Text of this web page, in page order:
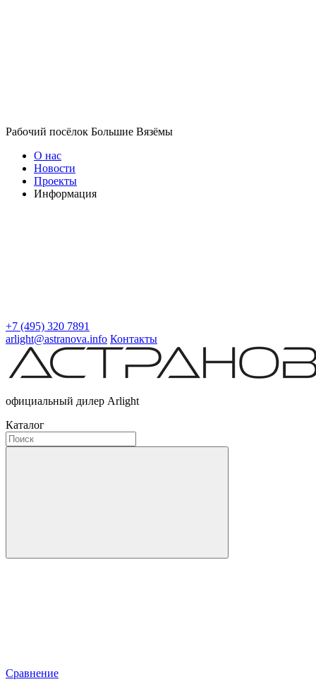
Рабочий посёлок Большие Вязёмы
О нас
Новости
Проекты
Информация
+7 (495) 320 7891
arlight@astranova.info Контакты
официальный дилер Arlight
Каталог
Сравнение